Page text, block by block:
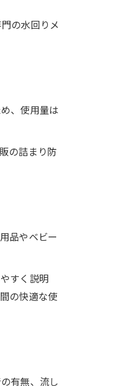
の水回りメ
、使用量は
の詰まり防
品やベビー
すく説明
の快適な使
有無、流し